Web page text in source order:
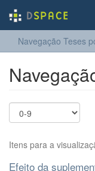
Navegação Teses
Itens para a
Efeito da